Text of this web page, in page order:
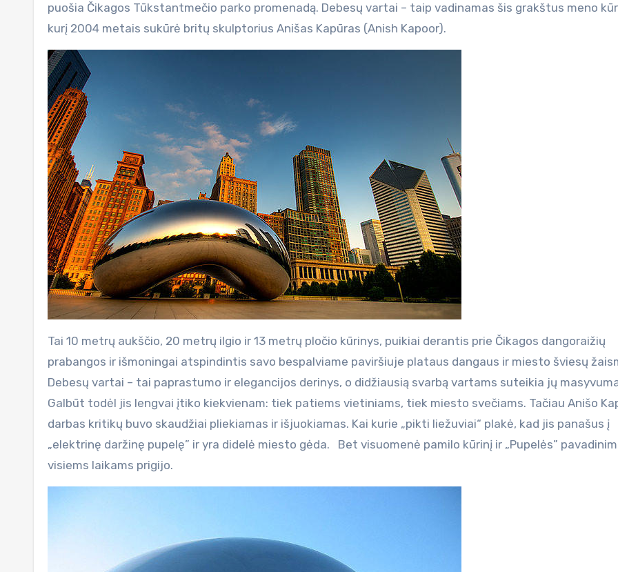
puošia Čikagos Tūkstantmečio parko promenadą. Debesų vartai – taip vadinamas šis grakštus meno
kurį 2004 metais sukūrė britų skulptorius Anišas Kapūras (Anish Kapoor).
Tai 10 metrų aukščio, 20 metrų ilgio ir 13 metrų pločio kūrinys, puikiai derantis prie Čikagos dangoraižių
prabangos ir išmoningai atspindintis savo bespalviame paviršiuje plataus dangaus ir miesto šviesų
Debesų vartai – tai paprastumo ir elegancijos derinys, o didžiausią svarbą vartams suteikia jų
Galbūt todėl jis lengvai įtiko kiekvienam: tiek patiems vietiniams, tiek miesto svečiams. Tačiau Anišo
darbas kritikų buvo skaudžiai pliekiamas ir išjuokiamas. Kai kurie „pikti liežuviai“ plakė, kad jis panašus į
„elektrinę daržinę pupelę” ir yra didelė miesto gėda. Bet visuomenė pamilo kūrinį ir „Pupelės”
visiems laikams prigijo.